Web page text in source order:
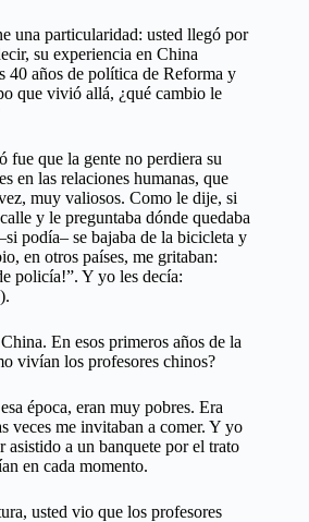
una particularidad: usted llegó por
su experiencia en China
40 años de política de Reforma y
que vivió allá, ¿qué cambio le
fue que la gente no perdiera su
en las relaciones humanas, que
muy valiosos. Como le dije, si
y le preguntaba dónde quedaba
podía– se bajaba de la bicicleta y
en otros países, me gritaban:
policía!”. Y yo les decía:
En esos primeros años de la
vivían los profesores chinos?
época, eran muy pobres. Era
veces me invitaban a comer. Y yo
asistido a un banquete por el trato
en cada momento.
usted vio que los profesores